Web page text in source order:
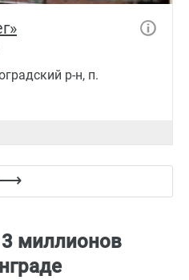
р-н, п.
миллионов